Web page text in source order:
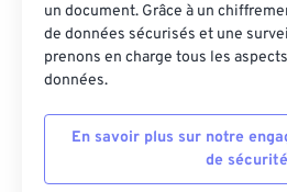
un document. Grâce à un
de données sécurisés et une
prenons en charge tous les
données.
En savoir plus sur notre
de sécurité